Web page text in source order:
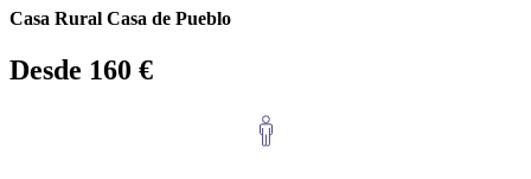
Casa Rural Casa de Pueblo
Desde 160 €